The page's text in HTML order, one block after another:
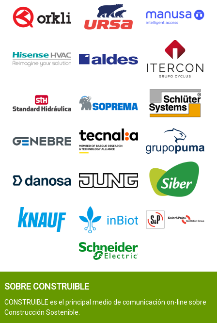
SOBRE CONSTRUIBLE
CONSTRUIBLE es el principal medio de comunicación on-line sobre
Construcción Sostenible.